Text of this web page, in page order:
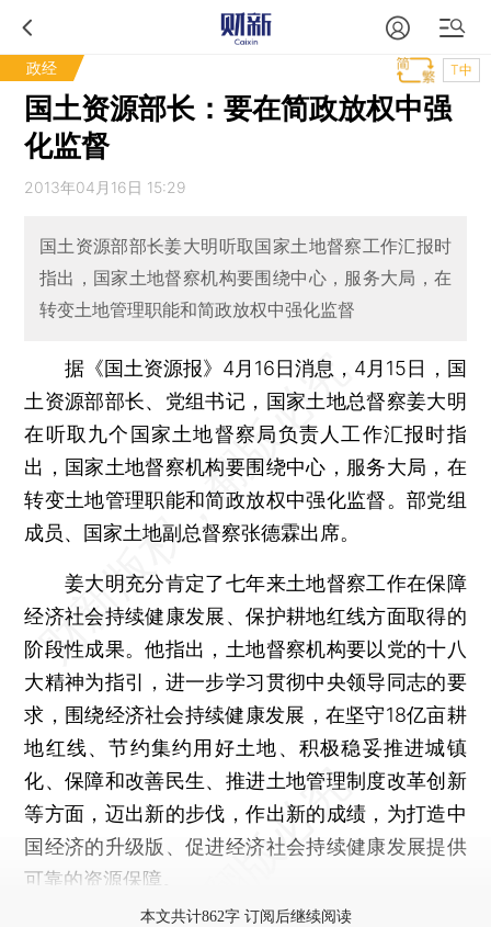
政经 T中
国土资源部长：要在简政放权中强
化监督
2013年04月16日 15:29
国土资源部部长姜大明听取国家土地督察工作汇报时
指出，国家土地督察机构要围绕中心，服务大局，在
转变土地管理职能和简政放权中强化监督
据《国土资源报》4月16日消息，4月15日，国
土资源部部长、党组书记，国家土地总督察姜大明
在听取九个国家土地督察局负责人工作汇报时指
出，国家土地督察机构要围绕中心，服务大局，在
转变土地管理职能和简政放权中强化监督。部党组
成员、国家土地副总督察张德霖出席。
姜大明充分肯定了七年来土地督察工作在保障
经济社会持续健康发展、保护耕地红线方面取得的
阶段性成果。他指出，土地督察机构要以党的十八
大精神为指引，进一步学习贯彻中央领导同志的要
求，围绕经济社会持续健康发展，在坚守18亿亩耕
地红线、节约集约用好土地、积极稳妥推进城镇
化、保障和改善民生、推进土地管理制度改革创新
等方面，迈出新的步伐，作出新的成绩，为打造中
国经济的升级版、促进经济社会持续健康发展提供
可靠的资源保障。
本文共计862字 订阅后继续阅读